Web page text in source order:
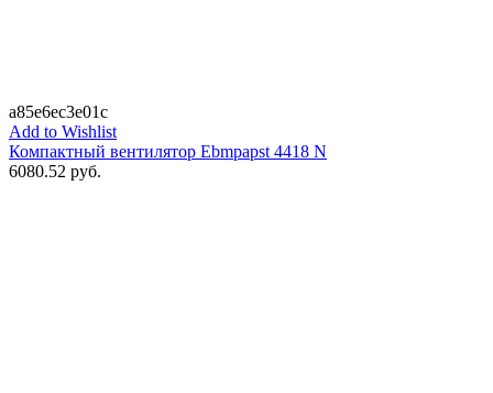
a85e6ec3e01c
Add to Wishlist
Компактный вентилятор Ebmpapst 4418 N
6080.52 руб.